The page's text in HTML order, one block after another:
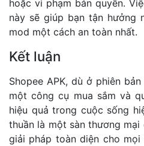
hoặc vi phạm bản quyền.
này sẽ giúp bạn tận hưởng
mod một cách an toàn nhất.
Kết luận
Shopee APK, dù ở phiên
một công cụ mua sắm và
hiệu quả trong cuộc sống
thuần là một sàn thương
giải pháp toàn diện cho